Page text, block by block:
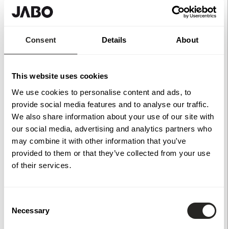
Consent Details About
This website uses cookies
We use cookies to personalise content and ads, to
provide social media features and to analyse our traffic.
We also share information about your use of our site with
our social media, advertising and analytics partners who
may combine it with other information that you’ve
provided to them or that they’ve collected from your use
of their services.
Selection
Necessary
cm. Vangstycke fungerar som stöd för planstegen och
används på sidorna när du ska bygga en utomhustrappa.
tryckimpregnerande vangstycken i furu, som dessutom är
och FSC®-certifierade. Steghöjd: 17 cm Stegdjup: 36 cm.
Jabos vangstycken uppfyller kraven enligt Nya Bygglagen
som trädde i kraft den 1 juli 2025.
För att ge en så tydlig bild som möjligt kan vissa bilder vara
skapade eller förbättrade med hjälp av AI.
Specifikationer